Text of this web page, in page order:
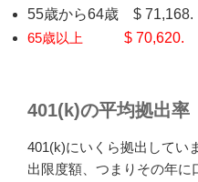
55歳から64歳 $ 71,168.
65歳以上 $ 70,620.
401(k)の平均拠出率
401(k)にいくら拠出してい
出限度額、つまりその年に